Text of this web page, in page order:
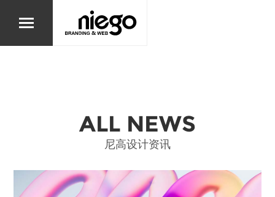
ALL NEWS
尼高设计资讯